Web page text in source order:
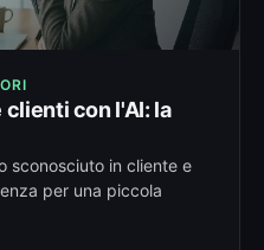
con l'AI: la
sconosciuto in cliente e
per una piccola